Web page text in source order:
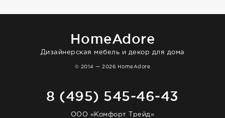
HomeAdore
Дизайнерская мебель и декор для дома
© 2014 — 2026 HomeAdore
8 (495) 545-46-43
ООО «Комфорт Трейд»